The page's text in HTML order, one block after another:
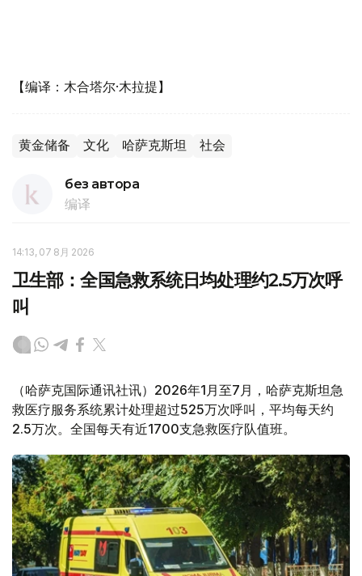
【编译：木合塔尔·木拉提】
黄金储备 文化 哈萨克斯坦 社会
без автора
编译
14:13, 07 8月 2026
卫生部：全国急救系统日均处理约2.5万次呼
叫
（哈萨克国际通讯社讯）2026年1月至7月，哈萨克斯坦急
救医疗服务系统累计处理超过525万次呼叫，平均每天约
2.5万次。全国每天有近1700支急救医疗队值班。